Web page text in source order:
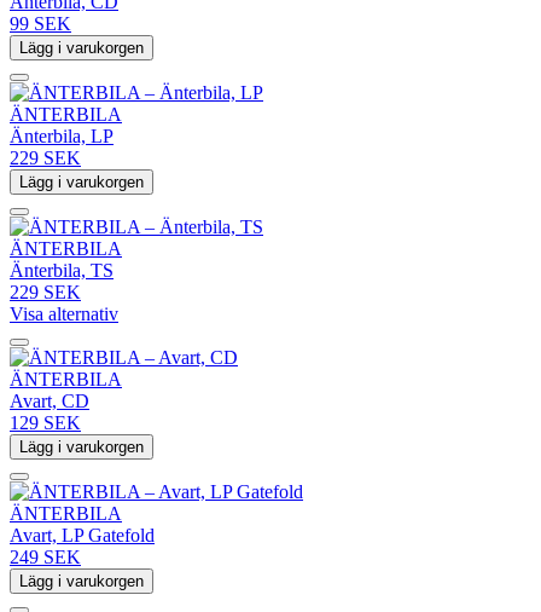
99 SEK
Lägg i varukorgen
ÄNTERBILA
Änterbila, LP
229 SEK
Lägg i varukorgen
ÄNTERBILA
Änterbila, TS
229 SEK
Visa alternativ
ÄNTERBILA
Avart, CD
129 SEK
Lägg i varukorgen
ÄNTERBILA
Avart, LP Gatefold
249 SEK
Lägg i varukorgen